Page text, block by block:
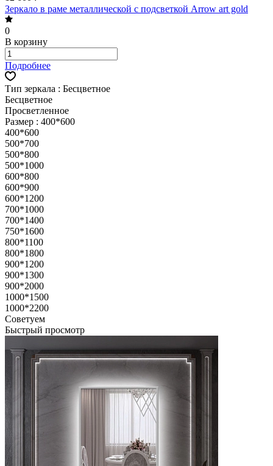
Зеркало в раме металлической с подсветкой Arrow art gold
0
В корзину
Подробнее
Тип зеркала : Бесцветное
Бесцветное
Просветленное
Размер : 400*600
400*600
500*700
500*800
500*1000
600*800
600*900
600*1200
700*1000
700*1400
750*1600
800*1100
800*1800
900*1200
900*1300
900*2000
1000*1500
1000*2200
Советуем
Быстрый просмотр